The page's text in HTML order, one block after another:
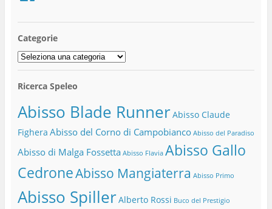
Categorie
Categorie
Ricerca Speleo
Abisso Blade RunnerAbisso Claude
Fighera Abisso del Corno di Campobianco Abisso del Paradiso
Abisso di Malga Fossetta Abisso Flavia Abisso Gallo
CedroneAbisso Mangiaterra Abisso Primo
Abisso SpillerAlberto Rossi Buco del Prestigio